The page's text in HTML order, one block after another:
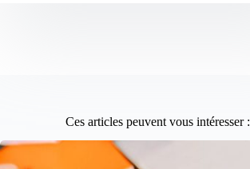
Ces articles peuvent vous intéresser :